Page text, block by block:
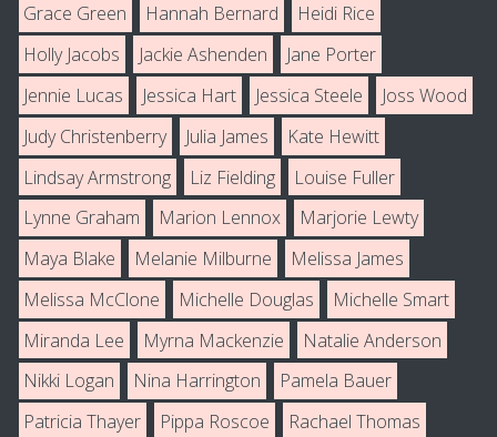
Grace Green
Hannah Bernard
Heidi Rice
Holly Jacobs
Jackie Ashenden
Jane Porter
Jennie Lucas
Jessica Hart Jessica Steele
Joss Wood
Judy Christenberry
Julia James
Kate Hewitt
Lindsay Armstrong
Liz Fielding
Louise Fuller
Lynne Graham
Marion Lennox
Marjorie Lewty
Maya Blake
Melanie Milburne
Melissa James
Melissa McClone
Michelle Douglas
Michelle Smart
Miranda Lee
Myrna Mackenzie
Natalie Anderson
Nikki Logan
Nina Harrington
Pamela Bauer
Patricia Thayer
Pippa Roscoe
Rachael Thomas